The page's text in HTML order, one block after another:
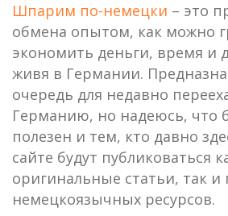
Шпарим по-немецки – это
обмена опытом, как можно
экономить деньги, время и
живя в Германии.
очередь для недавно
Германию, но надеюсь, что
полезен и тем, кто давно
сайте будут публиковаться
оригинальные статьи, так и
немецкоязычных ресурсов.